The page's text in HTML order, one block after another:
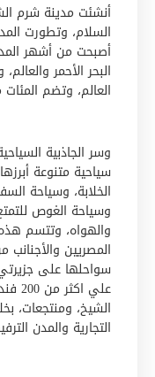
أنشئت مدينة شرم
السلام، وتطورت
أصبحت من أشهر
البحر الأحمر
العالم، وتضم
وسر الجاذبية
سياحية متنوعة
الخلابة، وسياحة
وسياحة الغوص
والهواه، وتتسم هذه
المصريين
سواحلها على
الشيخ، ومنتجعات،
التجارية والمدن